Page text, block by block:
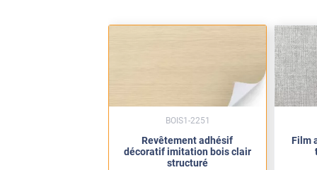
Revêtement adhésif
décoratif imitation bois clair
structuré
BOIS1-2251
Film